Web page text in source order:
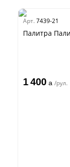
Арт. 7439-21
Палитра
1 400 a /рул.